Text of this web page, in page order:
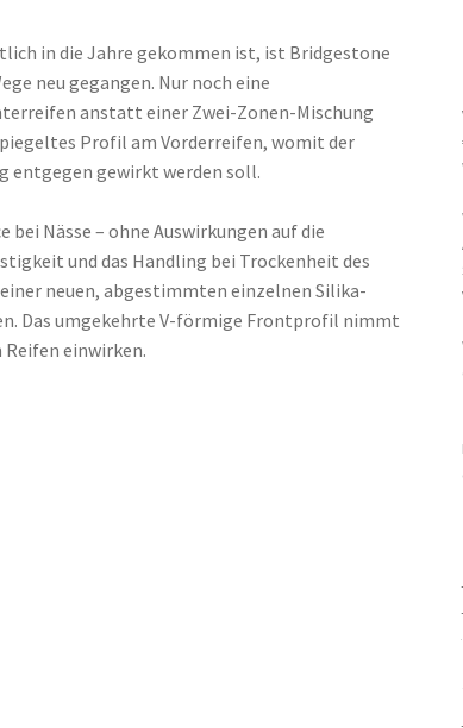
in die Jahre gekommen ist, ist Bridgestone
neu gegangen. Nur noch eine
anstatt einer Zwei-Zonen-Mischung
Profil am Vorderreifen, womit der
entgegen gewirkt werden soll.
bei Nässe – ohne Auswirkungen auf die
und das Handling bei Trockenheit des
neuen, abgestimmten einzelnen Silika-
Das umgekehrte V-förmige Frontprofil nimmt
Reifen einwirken.